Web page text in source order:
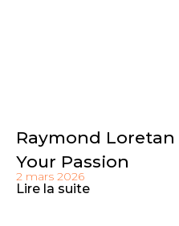
Raymond
Your Passion
2 mars 2026
Lire la suite